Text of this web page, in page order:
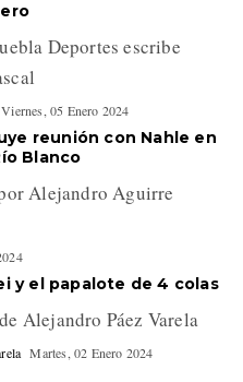
Deportes escribe
Viernes, 05 Enero 2024
reunión con Nahle en
Blanco
Alejandro Aguirre
y el papalote de 4 colas
Alejandro Páez Varela
Martes, 02 Enero 2024